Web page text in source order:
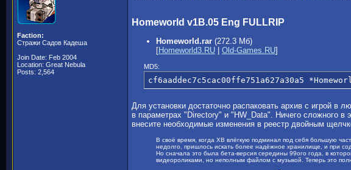
Faction:
Стражи Садов Кадеша
Join Date: Feb 2004
Location: Great Nebula
Posts: 2,564
Homeworld v1B.05 Eng FULLRIP
Homeworld.rar (272.3 Мб)
[Homeworld3.RU | Old-Games.RU]
MD5:
cf6aaddec7c5cac00ffe751a627a30a5
Для установки достаточно распаковать архив с игрой в
в параметрах "Directory" и "HW_Data". Ничего сложного
внесите необходимые изменения в реестр двойным
В своё время, когда ХВ влёгкую подминал под себя большую
недолго, пришлось искать более надёжное хранилище, и при
Но сначала это была бета-версия середины 99ого года, в
видеороликами, но неполным файлом с музыкой. Теперь это